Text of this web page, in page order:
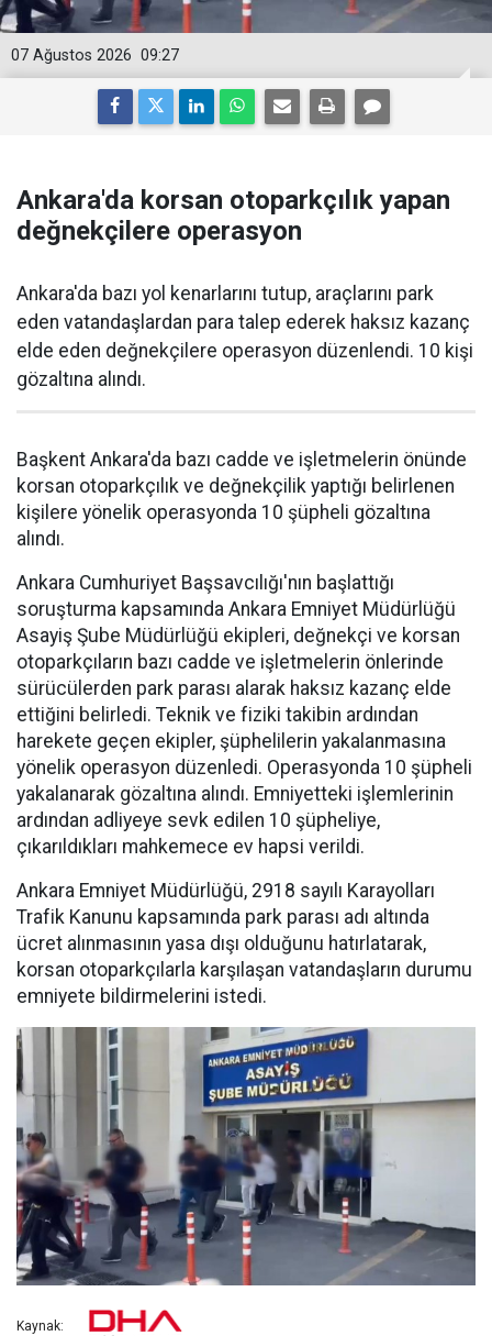
09:27
07 Ağustos 2026
Ankara'da korsan otoparkçılık yapan
değnekçilere operasyon
Ankara'da bazı yol kenarlarını tutup, araçlarını park
eden vatandaşlardan para talep ederek haksız kazanç
elde eden değnekçilere operasyon düzenlendi. 10 kişi
gözaltına alındı.
Başkent Ankara'da bazı cadde ve işletmelerin önünde
korsan otoparkçılık ve değnekçilik yaptığı belirlenen
kişilere yönelik operasyonda 10 şüpheli gözaltına
alındı.
Ankara Cumhuriyet Başsavcılığı'nın başlattığı
soruşturma kapsamında Ankara Emniyet Müdürlüğü
Asayiş Şube Müdürlüğü ekipleri, değnekçi ve korsan
otoparkçıların bazı cadde ve işletmelerin önlerinde
sürücülerden park parası alarak haksız kazanç elde
ettiğini belirledi. Teknik ve fiziki takibin ardından
harekete geçen ekipler, şüphelilerin yakalanmasına
yönelik operasyon düzenledi. Operasyonda 10 şüpheli
yakalanarak gözaltına alındı. Emniyetteki işlemlerinin
ardından adliyeye sevk edilen 10 şüpheliye,
çıkarıldıkları mahkemece ev hapsi verildi.
Ankara Emniyet Müdürlüğü, 2918 sayılı Karayolları
Trafik Kanunu kapsamında park parası adı altında
ücret alınmasının yasa dışı olduğunu hatırlatarak,
korsan otoparkçılarla karşılaşan vatandaşların durumu
emniyete bildirmelerini istedi.
Kaynak: